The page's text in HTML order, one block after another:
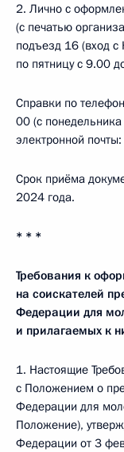
2. Лично с
(с печатью
подъезд 16 (вход с
по пятницу с 9.00
Справки по
00 (с
электронной
Срок приёма
2024 года.
* * *
Требования к
на соискателей
Федерации для
и прилагаемых к
1. Настоящие
с Положением о
Федерации для
Положение),
Федерации от 3